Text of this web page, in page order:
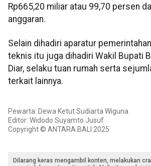
Rp665,20 miliar atau 99,70 persen
anggaran.
Selain dihadiri aparatur
teknis itu juga dihadiri Wakil Bupati
Diar, selaku tuan rumah serta
terkait lainnya.
Pewarta: Dewa Ketut Sudiarta Wiguna
Editor: Widodo Suyamto Jusuf
Copyright © ANTARA BALI 2025
Dilarang keras mengambil konten, melakukan